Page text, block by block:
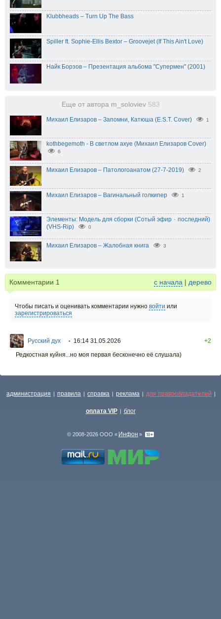
Klubbheads – Turn Up The Bass
Spiller ft. Sophie-Ellis Bextor – Groovejet (If This Ain't Love)
Найк Борзов – Презентация альбома "Супермен" (2001)
Еще от автора m_soloviev 583
Михаил Елизаров – Запомни, Катюша (E.S.T. Cover) 1
kothbegemoth - В светлом ахуе (Михаил Елизаров Cover)
6
Михаил Елизаров – Патологоанатом (27-7-2019) 2
Михаил Елизаров – Вагинальный голкипер 1
Элементы: Модель для сборки (Сотый эфир ٠ последний)
(VHS-Rip)
0
Михаил Елизаров – Жалобная книга 3
Комментарии 1 с начала | дерево
Чтобы писать и оценивать комментарии нужно войти или
зарегистрироваться
Русский дух • 16:14 31.05.2026
+2
Редкостная куйня...но моя первая бесконечно её слушала)
администрация | правила | справка | реклама | для правообладателей |
оплата VIP | блог
© 2008-2026 ООО « Инфон »